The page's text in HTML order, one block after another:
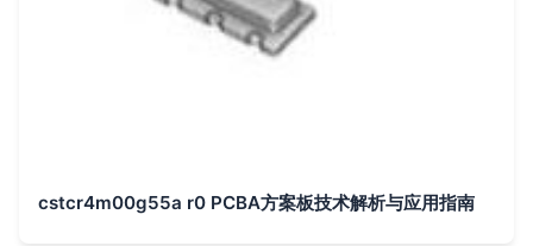
cstcr4m00g55a r0 PCBA方案板技术解析与应用指南